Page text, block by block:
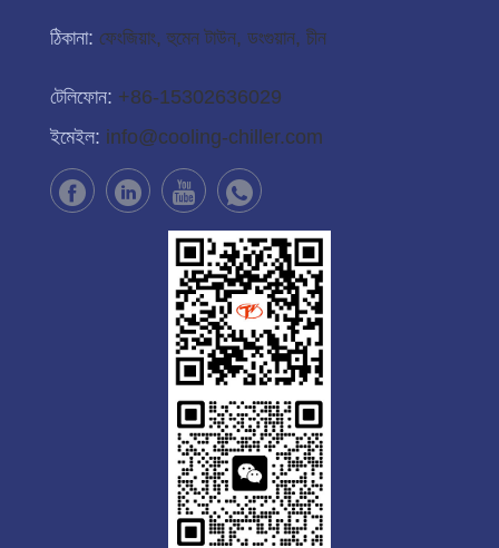
ঠিকানা: ফেংজিয়াং, হুমেন টাউন, ডংগুয়ান, চীন
টেলিফোন: +86-15302636029
ইমেইল: info@cooling-chiller.com